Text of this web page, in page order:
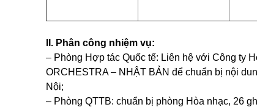
II. Phân công nhiệm vụ:
– Phòng Hợp tác Quốc tế: Liên hệ với Công ty
ORCHESTRA – NHẬT BẢN để chuẩn bị nội
Nội;
– Phòng QTTB: chuẩn bị phòng Hòa nhạc, 26